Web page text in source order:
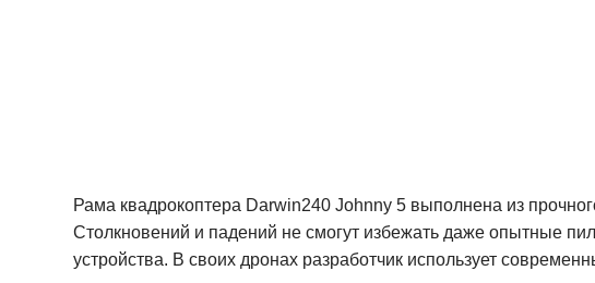
Рама квадрокоптера Darwin240 Johnny 5 выполнена из
Столкновений и падений не смогут избежать даже опытные
устройства. В своих дронах разработчик использует